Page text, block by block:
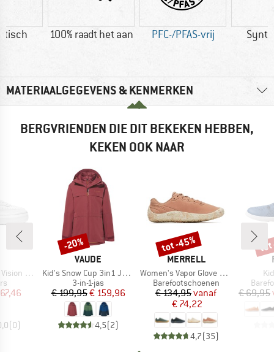
100% raadt het aan PFC-/PFAS-vrij
MATERIAALGEGEVENS & KENMERKEN
BERGVRIENDEN DIE DIT BEKEKEN HEBBEN,
KEKEN OOK NAAR
Alta
prijs
(0)
MERK
VAUDE
Artikel
Kid's Snow Cup 3in1 Jacket III
Productgroep
3-in-1-jas
Prijs
€ 199,95Verlaagde prijs
€ 159,96
4,5(2)
Korting
-20%
MERK
MERRELL
Artikel
Women's Vapor Glove 6 Leather
Productgroep
Barefootschoenen
Prijs
€ 134,95Verlaagde prijs
vanaf
€ 74,22
4,7(35)
Korting
tot -45%
€ 69,95